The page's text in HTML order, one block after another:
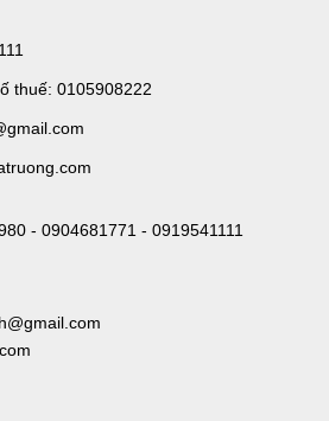
thuế: 0105908222
- 0904681771 - 0919541111